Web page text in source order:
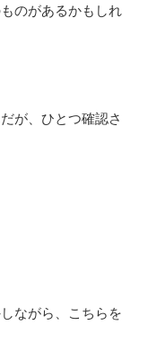
のがあるかもしれ
が、ひとつ確認さ
ながら、こちらを